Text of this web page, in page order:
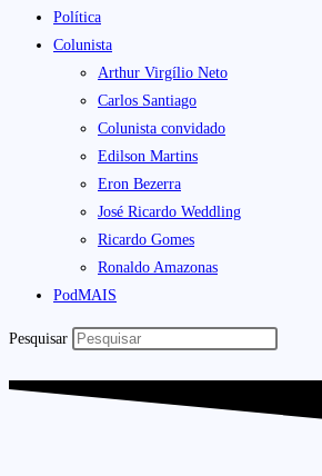
Política
Colunista
Arthur Virgílio Neto
Carlos Santiago
Colunista convidado
Edilson Martins
Eron Bezerra
José Ricardo Weddling
Ricardo Gomes
Ronaldo Amazonas
PodMAIS
Pesquisar